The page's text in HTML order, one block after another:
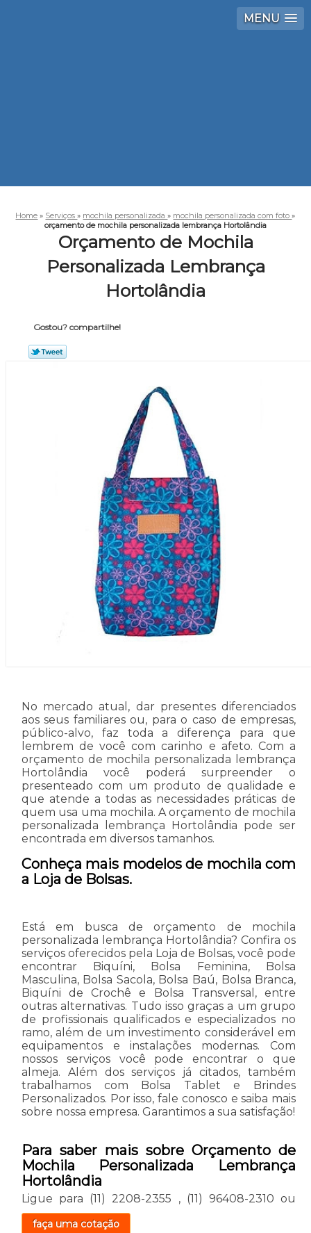
MENU
Home » Serviços» mochila personalizada» mochila personalizada com foto»
orçamento de mochila personalizada lembrança Hortolândia
Orçamento de Mochila
Personalizada Lembrança
Hortolândia
Gostou? compartilhe!
No mercado atual, dar presentes diferenciados
aos seus familiares ou, para o caso de empresas,
público-alvo, faz toda a diferença para que
lembrem de você com carinho e afeto. Com a
orçamento de mochila personalizada lembrança
Hortolândia você poderá surpreender o
presenteado com um produto de qualidade e
que atende a todas as necessidades práticas de
quem usa uma mochila. A orçamento de mochila
personalizada lembrança Hortolândia pode ser
encontrada em diversos tamanhos.
Conheça mais modelos de mochila com
a Loja de Bolsas.
Está em busca de orçamento de mochila
personalizada lembrança Hortolândia? Confira os
serviços oferecidos pela Loja de Bolsas, você pode
encontrar Biquíni, Bolsa Feminina, Bolsa
Masculina, Bolsa Sacola, Bolsa Baú, Bolsa Branca,
Biquíni de Crochê e Bolsa Transversal, entre
outras alternativas. Tudo isso graças a um grupo
de profissionais qualificados e especializados no
ramo, além de um investimento considerável em
equipamentos e instalações modernas. Com
nossos serviços você pode encontrar o que
almeja. Além dos serviços já citados, também
trabalhamos com Bolsa Tablet e Brindes
Personalizados. Por isso, fale conosco e saiba mais
sobre nossa empresa. Garantimos a sua satisfação!
Para saber mais sobre Orçamento de
Mochila Personalizada Lembrança
Hortolândia
Ligue para (11) 2208-2355 , (11) 96408-2310 ou
faça uma cotação